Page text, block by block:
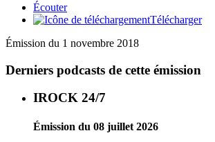
Écouter
Télécharger
Émission du 1 novembre 2018
Derniers podcasts de cette émission
IROCK 24/7
Émission du 08 juillet 2026